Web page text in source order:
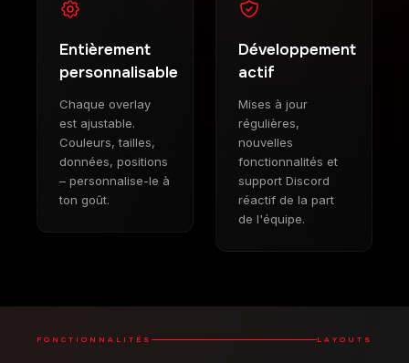
Entièrement
personnalisable
Chaque overlay
est ajustable.
Couleurs, tailles,
données, positions
– personnalise-le à
ton goût.
Développement
actif
Mises à jour
régulières,
nouvelles
fonctionnalités et
support Discord
réactif de la part
de l'équipe.
FONCTIONNALITÉS LAYOUTS